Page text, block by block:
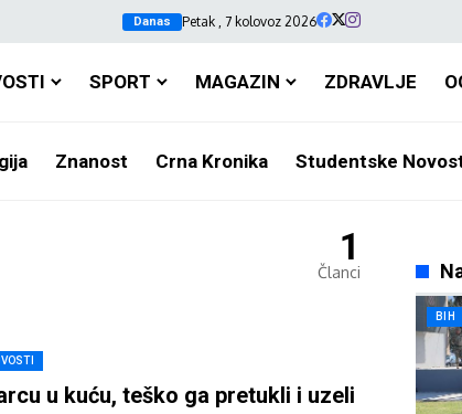
Danas Petak , 7 kolovoz 2026
SPORT MAGAZIN ZDRAVLJE
Znanost Crna Kronika Studentske
1
Članci
u kuću, teško ga pretukli i uzeli
BIH